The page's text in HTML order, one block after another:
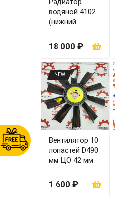
Радиатор
водяной 4102
(нижний
правой
стороны)
18 000 ₽
NEW
Вентилятор 10
лопастей D490
мм ЦО 42 мм
вращения)
1 600 ₽